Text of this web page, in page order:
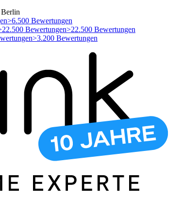
Berlin
>6.500 Bewertungen
>22.500 Bewertungen
>3.200 Bewertungen